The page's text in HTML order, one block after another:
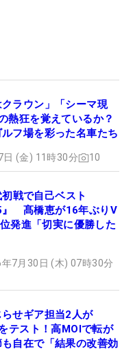
クラウン」「シーマ現
熱狂を覚えているか？
フ場を彩った名車たち
(金) 11時30分 10
戦で自己ベスト
』 髙橋恵が16年ぶりV
発進「切実に優勝した
7月30日 (木) 07時30分
せギア担当2人が
テスト！高MOIで転が
自在で「結果の改善効